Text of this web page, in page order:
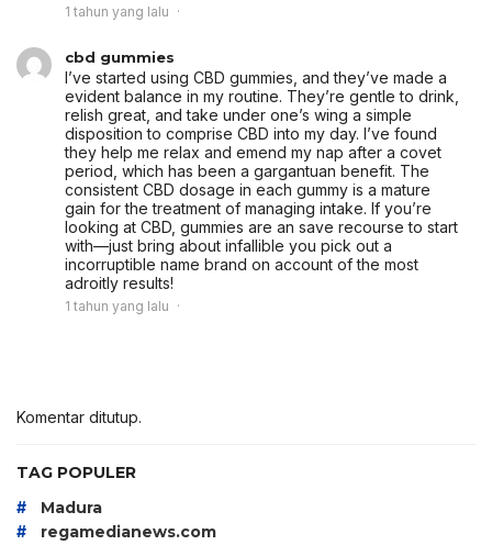
1 tahun yang lalu
cbd gummies
I’ve started using CBD gummies, and they’ve made a
evident balance in my routine. They’re gentle to drink,
relish great, and take under one’s wing a simple
disposition to comprise CBD into my day. I’ve found
they help me relax and emend my nap after a covet
period, which has been a gargantuan benefit. The
consistent CBD dosage in each gummy is a mature
gain for the treatment of managing intake. If you’re
looking at CBD, gummies are an save recourse to start
with—just bring about infallible you pick out a
incorruptible name brand on account of the most
adroitly results!
1 tahun yang lalu
Komentar ditutup.
TAG POPULER
# Madura
# regamedianews.com